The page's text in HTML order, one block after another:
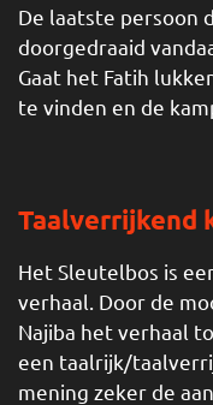
De laatste persoon
doorgedraaid
Gaat het Fatih
te vinden en de
Taalverrijkend
Het Sleutelbos is
verhaal. Door de
Najiba het verhaal
een taalrijk/
mening zeker de